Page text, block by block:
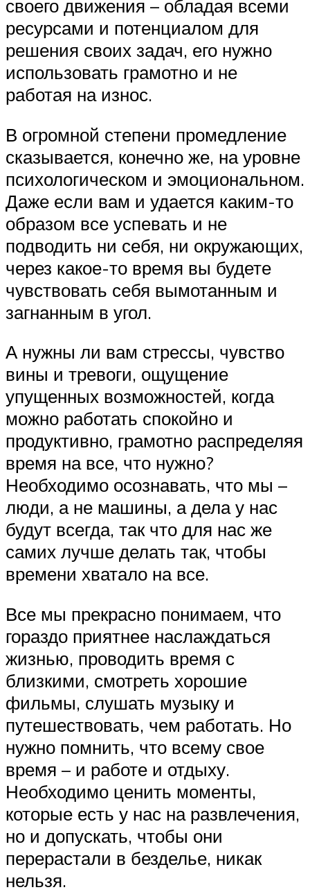
своего движения – обладая всеми
ресурсами и потенциалом для
решения своих задач, его нужно
использовать грамотно и не
работая на износ.
В огромной степени промедление
сказывается, конечно же, на уровне
психологическом и эмоциональном.
Даже если вам и удается каким-то
образом все успевать и не
подводить ни себя, ни окружающих,
через какое-то время вы будете
чувствовать себя вымотанным и
загнанным в угол.
А нужны ли вам стрессы, чувство
вины и тревоги, ощущение
упущенных возможностей, когда
можно работать спокойно и
продуктивно, грамотно распределяя
время на все, что нужно?
Необходимо осознавать, что мы –
люди, а не машины, а дела у нас
будут всегда, так что для нас же
самих лучше делать так, чтобы
времени хватало на все.
Все мы прекрасно понимаем, что
гораздо приятнее наслаждаться
жизнью, проводить время с
близкими, смотреть хорошие
фильмы, слушать музыку и
путешествовать, чем работать. Но
нужно помнить, что всему свое
время – и работе и отдыху.
Необходимо ценить моменты,
которые есть у нас на развлечения,
но и допускать, чтобы они
перерастали в безделье, никак
нельзя.